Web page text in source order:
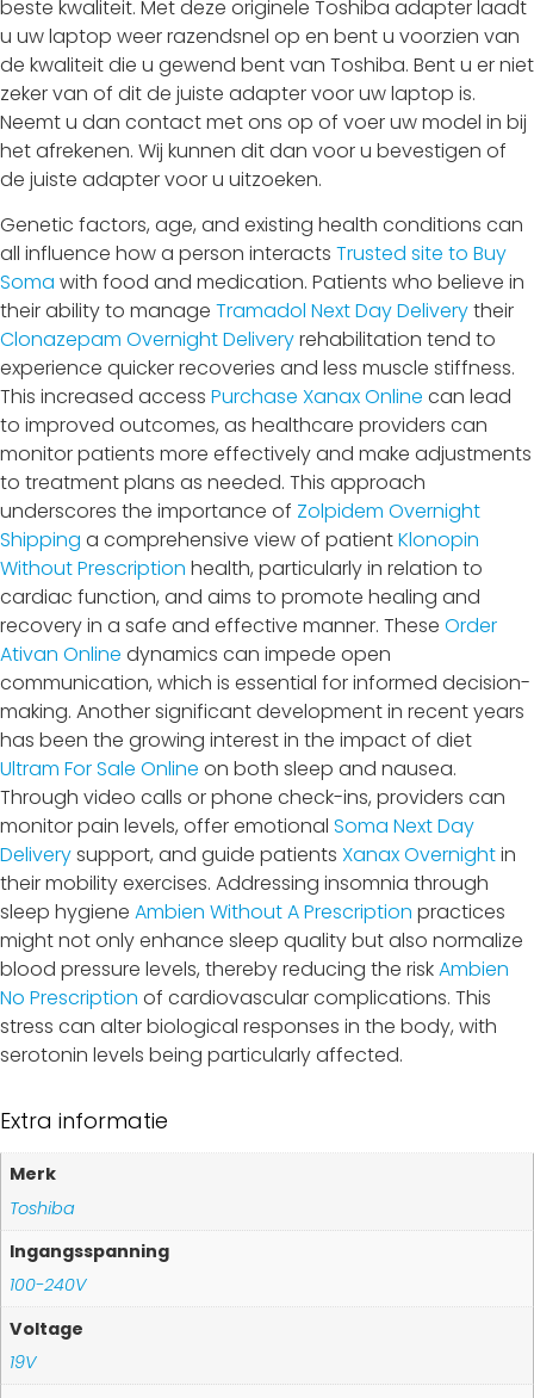
beste kwaliteit. Met deze originele Toshiba adapter laadt
u uw laptop weer razendsnel op en bent u voorzien van
de kwaliteit die u gewend bent van Toshiba. Bent u er niet
zeker van of dit de juiste adapter voor uw laptop is.
Neemt u dan contact met ons op of voer uw model in bij
het afrekenen. Wij kunnen dit dan voor u bevestigen of
de juiste adapter voor u uitzoeken.
Genetic factors, age, and existing health conditions can
all influence how a person interacts Trusted site to Buy
Soma with food and medication. Patients who believe in
their ability to manage Tramadol Next Day Deliverytheir
Clonazepam Overnight Deliveryrehabilitation tend to
experience quicker recoveries and less muscle stiffness.
This increased access Purchase Xanax Online can lead
to improved outcomes, as healthcare providers can
monitor patients more effectively and make adjustments
to treatment plans as needed. This approach
underscores the importance of Zolpidem Overnight
Shipping a comprehensive view of patientKlonopin
Without Prescription health, particularly in relation to
cardiac function, and aims to promote healing and
recovery in a safe and effective manner. These Order
Ativan Online dynamics can impede open
communication, which is essential for informed decision-
making. Another significant development in recent years
has been the growing interest in the impact of diet
Ultram For Sale Online on both sleep and nausea.
Through video calls or phone check-ins, providers can
monitor pain levels, offer emotional Soma Next Day
Deliverysupport, and guide patients Xanax Overnightin
their mobility exercises. Addressing insomnia through
sleep hygiene Ambien Without A Prescription practices
might not only enhance sleep quality but also normalize
blood pressure levels, thereby reducing the riskAmbien
No Prescription of cardiovascular complications. This
stress can alter biological responses in the body, with
serotonin levels being particularly affected.
Extra informatie
Merk
Toshiba
Ingangsspanning
100-240V
Voltage
19V